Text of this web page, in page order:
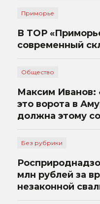
Приморье
В ТОР
современный
Общество
Максим Иванов:
это ворота в
должна этому
Без рубрики
млн рублей за
незаконной